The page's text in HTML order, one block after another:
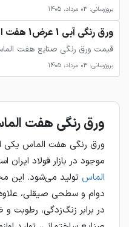
بروزرسانی: 03 مرداد، 1405
ورق رنگی آبی 1 عرض1 هفت الماس
قیمت ورق رنگی صنایع هفت
بروزرسانی: 03 مرداد، 1405
ورق رنگی هفت
ورق رنگی هفت الماس یکی
موجود در بازار فولاد
الماس تولید می‌شود. این
دوام و سطحی صیقلی، علاوه
در برابر زنگ‌زدگی، رطوبت